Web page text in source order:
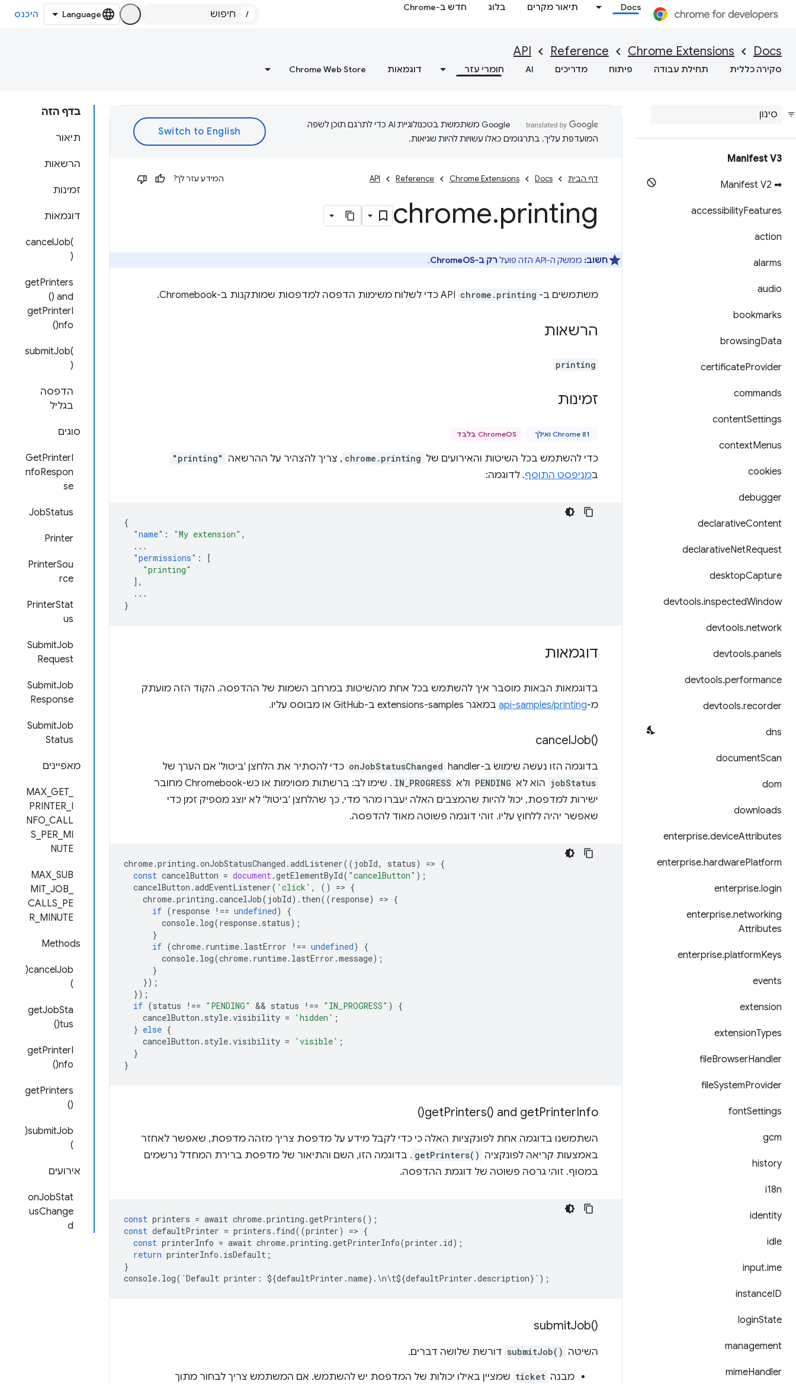
Docs תיאור מקרים בלוג חדש ב-Chrome
/ היכנס
Docs
Chrome Extensions
Reference
API
סקירה כללית תחילת עבודה פיתוח מדריכים AI חומרי עזר דוגמאות Chrome Web Store
Manifest V3
➡ Manifest V2
accessibilityFeatures
action
alarms
audio
bookmarks
browsingData
certificateProvider
commands
contentSettings
contextMenus
cookies
debugger
declarativeContent
declarativeNetRequest
desktopCapture
devtools.inspectedWindow
devtools.network
devtools.panels
devtools.performance
devtools.recorder
dns
documentScan
dom
downloads
enterprise.deviceAttributes
enterprise.hardwarePlatform
enterprise.login
enterprise.networking
Attributes
enterprise.platformKeys
events
extension
extensionTypes
fileBrowserHandler
fileSystemProvider
fontSettings
gcm
history
i18n
identity
idle
input.ime
instanceID
loginState
management
mimeHandler
בדף הזה
תיאור
הרשאות
זמינות
דוגמאות
cancelJob(
)‎
getPrinters
() and
getPrinterI
nfo()
submitJob(
)‎
הדפסה
בגליל
סוגים
GetPrinterI
nfoRespon
se
JobStatus
Printer
PrinterSou
rce
PrinterStat
us
SubmitJob
Request
SubmitJob
Response
SubmitJob
Status
מאפיינים
MAX_GET_
PRINTER_I
NFO_CALL
S_PER_MI
NUTE
MAX_SUB
MIT_JOB_
CALLS_PE
R_MINUTE
Methods
cancelJob(
)
getJobSta
tus()
getPrinterI
nfo()
getPrinters
()
submitJob(
)
אירועים
onJobStat
usChange
d
‫Google משתמשת בטכנולוגיית AI כדי לתרגם תוכן לשפה
המועדפת עליך. בתרגומים כאלו עשויות להיות שגיאות.
דף הבית Docs
Chrome Extensions
Reference
API המידע עזר לך?
chrome.printing
חשוב: ממשק ה-API הזה פועל רק ב-ChromeOS .
משתמשים ב- chrome.printing
הרשאות
printing
זמינות
Chrome 81 ואילך ‫ChromeOS בלבד
כדי להשתמש בכל השיטות והאירועים של chrome.printing , צריך להצהיר על ההרשאה "printing"
במניפסט התוסף. לדוגמה:
{
"name" : "My extension" ,
...
"permissions" :
[
"printing"
],
...
}
דוגמאות
בדוגמאות הבאות מוסבר איך להשתמש בכל אחת מהשיטות במרחב השמות של ההדפסה. הקוד הזה מועתק
מ-api-samples/printing במאגר extensions-samples ב-GitHub או מבוסס עליו.
cancelJob()‎
בדוגמה הזו נעשה שימוש ב-handler‏ onJobStatusChanged כדי להסתיר את הלחצן 'ביטול' אם הערך של
jobStatus הוא לא PENDING ולא IN_PROGRESS
. שימו לב: ברשתות מסוימות או כש-Chromebook מחובר
ישירות למדפסת, יכול להיות שהמצבים האלה יעברו מהר מדי, כך שהלחצן 'ביטול' לא יוצג מספיק זמן כדי
שאפשר יהיה ללחוץ עליו. זוהי דוגמה פשוטה מאוד להדפסה.
chrome.printing .onJobStatusChanged .addListener(( jobId, status) => {
const cancelButton = document.getElementById( "cancelButton" );
cancelButton .addEventListener( 'click' , () => {
chrome.printing .cancelJob( jobId). then((response) => {
if (response !== undefined)
{
console. log(response. status);
}
if (chrome. runtime. lastError !== undefined)
{
console. log(chrome. runtime. lastError .message);
}
});
});
if (status !== "PENDING" && status !== "IN_PROGRESS" )
{
cancelButton . style.visibility = 'hidden' ;
} else {
cancelButton . style.visibility = 'visible' ;
}
}
getPrinters() and getPrinterInfo(
)
השתמשנו בדוגמה אחת לפונקציות האלה כי כדי לקבל מידע על מדפסת צריך מזהה מדפסת, שאפשר לאחזר
באמצעות קריאה לפונקציה getPrinters() . בדוגמה הזו, השם והתיאור של מדפסת ברירת המחדל נרשמים
במסוף. זוהי גרסה פשוטה של דוגמת ההדפסה.
const printers = await chrome.printing .getPrinters();
const defaultPrinter = printers . find((printer) => {
const printerInfo = await chrome.printing .getPrinterInfo(printer . id);
return printerInfo . isDefault ;
}
console. log( `Default printer : ${defaultPrinter .name} . \n\t${defaultPrinter .description} ` );
submitJob()‎
השיטה submitJob() דורשת שלושה דברים.
מבנה ticket שמציין באילו יכולות של המדפסת יש להשתמש. אם המשתמש צריך לבחור מתוך